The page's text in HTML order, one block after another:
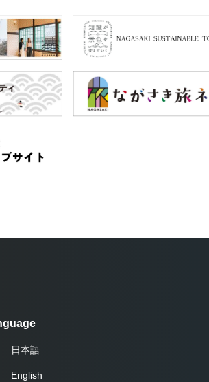
日本語
English